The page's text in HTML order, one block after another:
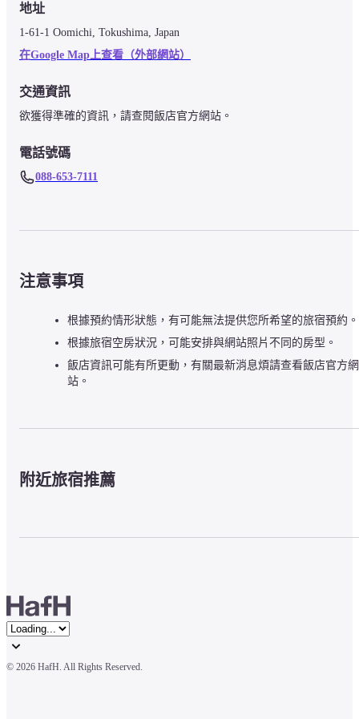
地址
1-61-1 Oomichi, Tokushima, Japan
在Google Map上查看（外部網站）
交通資訊
欲獲得準確的資訊，請查閱飯店官方網站。
電話號碼
088-653-7111
注意事項
根據預約情形狀態，有可能無法提供您所希望的旅宿預約。
根據旅宿空房狀況，可能安排與網站照片不同的房型。
飯店資訊可能有所更動，有關最新消息煩請查看飯店官方網
站。
附近旅宿推薦
© 2026 HafH. All Rights Reserved.